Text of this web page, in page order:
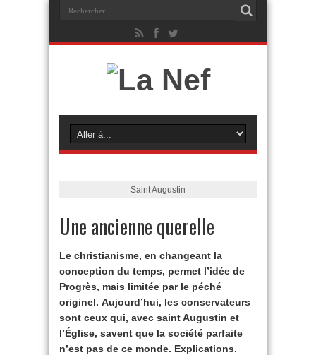
Saint Augustin
Une ancienne querelle
Le christianisme, en changeant la
conception du temps, permet l’idée de
Progrès, mais limitée par le péché
originel. Aujourd’hui, les conservateurs
sont ceux qui, avec saint Augustin et
l’Église, savent que la société parfaite
n’est pas de ce monde. Explications.